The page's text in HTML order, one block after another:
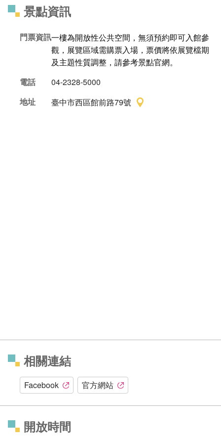
景點資訊
門票資訊一樓為開放性公共空間，無須預約即可入館參
觀，展覽區域需購票入場，票價將依展覽檔期
及主題性質調整，請參考景點官網。
電話
04-2328-5000
地址
臺中市西區館前路79號
相關連結
Facebook 官方網站
開放時間